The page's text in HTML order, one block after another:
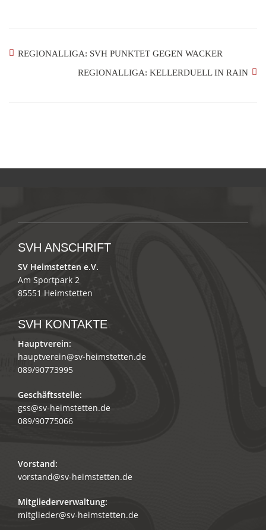
REGIONALLIGA: SVH PUNKTET GEGEN WACKER
REGIONALLIGA: KELLERDUELL IN RAIN
SVH ANSCHRIFT
SV Heimstetten e.V.
Am Sportpark 2
85551 Heimstetten
SVH KONTAKTE
Hauptverein:
hauptverein@sv-heimstetten.de
089/90773995
Geschäftsstelle:
gss@sv-heimstetten.de
089/90775066
Vorstand:
vorstand@sv-heimstetten.de
Mitgliederverwaltung:
mitglieder@sv-heimstetten.de